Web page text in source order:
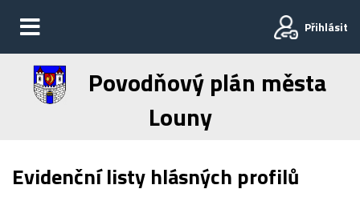
Přihlásit
Povodňový plán města
Louny
Evidenční listy hlásných profilů